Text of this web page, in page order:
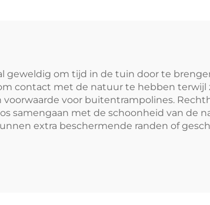
geweldig om tijd in de tuin door te
contact met de natuur te hebben
voor buitentrampolines.
samengaan met de schoonheid van de
extra beschermende randen of